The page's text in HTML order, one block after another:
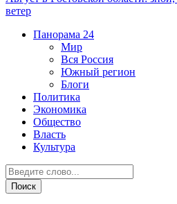
ветер
Панорама 24
Мир
Вся Россия
Южный регион
Блоги
Политика
Экономика
Общество
Власть
Культура